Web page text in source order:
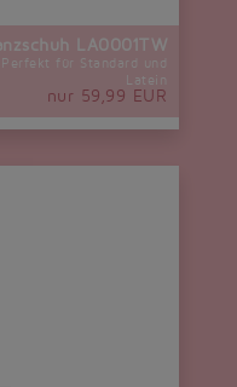
LA0001TW
für Standard und
Latein
nur 59,99 EUR